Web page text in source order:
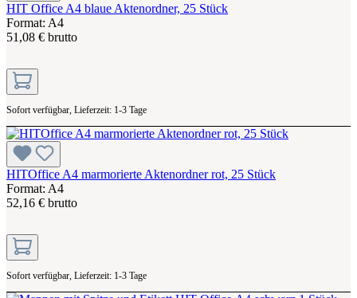
HIT Office A4 blaue Aktenordner, 25 Stück
Format: A4
51,08 € brutto
Sofort verfügbar, Lieferzeit: 1-3 Tage
HITOffice A4 marmorierte Aktenordner rot, 25 Stück
Format: A4
52,16 € brutto
Sofort verfügbar, Lieferzeit: 1-3 Tage